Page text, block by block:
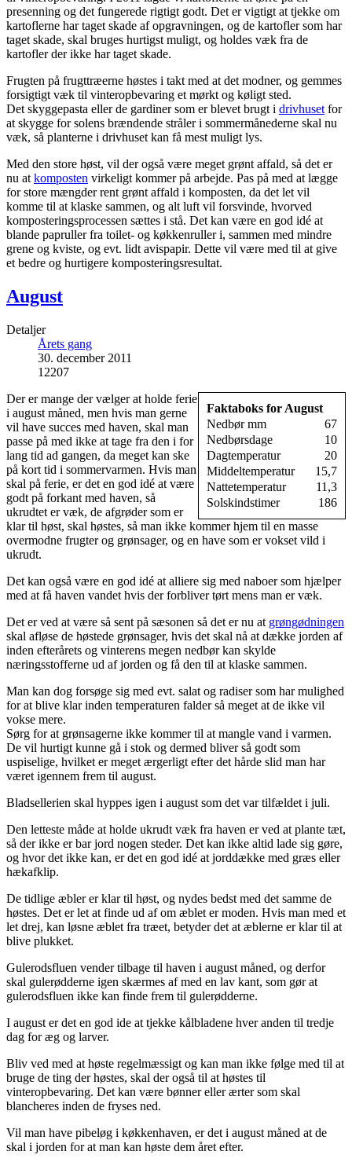
presenning og det fungerede rigtigt godt. Det er vigtigt at tjekke om
kartoflerne har taget skade af opgravningen, og de kartofler som har
taget skade, skal bruges hurtigst muligt, og holdes væk fra de
kartofler der ikke har taget skade.
Frugten på frugttræerne høstes i takt med at det modner, og gemmes
forsigtigt væk til vinteropbevaring et mørkt og køligt sted.
Det skyggepasta eller de gardiner som er blevet brugt i drivhuset for
at skygge for solens brændende stråler i sommermånederne skal nu
væk, så planterne i drivhuset kan få mest muligt lys.
Med den store høst, vil der også være meget grønt affald, så det er
nu at komposten virkeligt kommer på arbejde. Pas på med at lægge
for store mængder rent grønt affald i komposten, da det let vil
komme til at klaske sammen, og alt luft vil forsvinde, hvorved
komposteringsprocessen sættes i stå. Det kan være en god idé at
blande papruller fra toilet- og køkkenruller i, sammen med mindre
grene og kviste, og evt. lidt avispapir. Dette vil være med til at give
et bedre og hurtigere komposteringsresultat.
August
Detaljer
Årets gang
30. december 2011
12207
Faktaboks for August
Nedbør mm
67
Nedbørsdage
10
Dagtemperatur
20
Middeltemperatur
15,7
Nattetemperatur
11,3
Solskindstimer
186
Der er mange der vælger at holde ferie
i august måned, men hvis man gerne
vil have succes med haven, skal man
passe på med ikke at tage fra den i for
lang tid ad gangen, da meget kan ske
på kort tid i sommervarmen. Hvis man
skal på ferie, er det en god idé at være
godt på forkant med haven, så
ukrudtet er væk, de afgrøder som er
klar til høst, skal høstes, så man ikke kommer hjem til en masse
overmodne frugter og grønsager, og en have som er vokset vild i
ukrudt.
Det kan også være en god idé at alliere sig med naboer som hjælper
med at få haven vandet hvis der forbliver tørt mens man er væk.
Det er ved at være så sent på sæsonen så det er nu at grøngødningen
skal afløse de høstede grønsager, hvis det skal nå at dække jorden af
inden efterårets og vinterens megen nedbør kan skylde
næringsstofferne ud af jorden og få den til at klaske sammen.
Man kan dog forsøge sig med evt. salat og radiser som har mulighed
for at blive klar inden temperaturen falder så meget at de ikke vil
vokse mere.
Sørg for at grønsagerne ikke kommer til at mangle vand i varmen.
De vil hurtigt kunne gå i stok og dermed bliver så godt som
uspiselige, hvilket er meget ærgerligt efter det hårde slid man har
været igennem frem til august.
Bladsellerien skal hyppes igen i august som det var tilfældet i juli.
Den letteste måde at holde ukrudt væk fra haven er ved at plante tæt,
så der ikke er bar jord nogen steder. Det kan ikke altid lade sig gøre,
og hvor det ikke kan, er det en god idé at jorddække med græs eller
hækafklip.
De tidlige æbler er klar til høst, og nydes bedst med det samme de
høstes. Det er let at finde ud af om æblet er moden. Hvis man med et
let drej, kan løsne æblet fra træet, betyder det at æblerne er klar til at
blive plukket.
Gulerodsfluen vender tilbage til haven i august måned, og derfor
skal gulerødderne igen skærmes af med en lav kant, som gør at
gulerodsfluen ikke kan finde frem til gulerødderne.
I august er det en god ide at tjekke kålbladene hver anden til tredje
dag for æg og larver.
Bliv ved med at høste regelmæssigt og kan man ikke følge med til at
bruge de ting der høstes, skal der også til at høstes til
vinteropbevaring. Det kan være bønner eller ærter som skal
blancheres inden de fryses ned.
Vil man have pibeløg i køkkenhaven, er det i august måned at de
skal i jorden for at man kan høste dem året efter.